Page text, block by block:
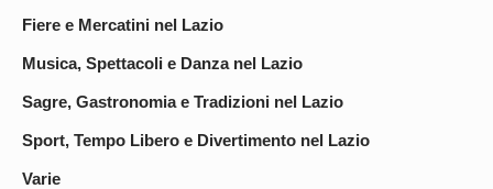
Fiere e Mercatini nel Lazio
Musica, Spettacoli e Danza nel Lazio
Sagre, Gastronomia e Tradizioni nel Lazio
Sport, Tempo Libero e Divertimento nel Lazio
Varie